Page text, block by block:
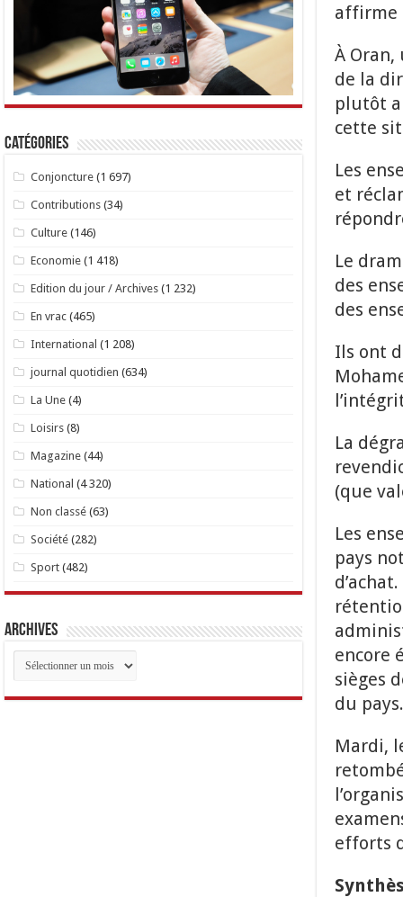
affirme
À
de la
plutôt
cette
Les
et
Le
des
des
Ils ont
La
(que
Les
pays
encore
sièges
du pays.
Mardi,
efforts
Catégories
Conjoncture (1 697)
Contributions (34)
Culture (146)
Economie (1 418)
Edition du jour / Archives (1 232)
En vrac (465)
International (1 208)
journal quotidien (634)
La Une (4)
Loisirs (8)
Magazine (44)
National (4 320)
Non classé (63)
Société (282)
Sport (482)
Archives
Archives